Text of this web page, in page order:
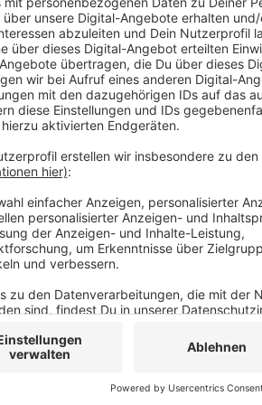
Pontstraße erneuern.
Im Anschluss saniert die
Pontstraße. Diese
Während der gesamten
erreichbar.
Wir hatten bereits in der
Veröffentlicht:Montag,
Anzeige